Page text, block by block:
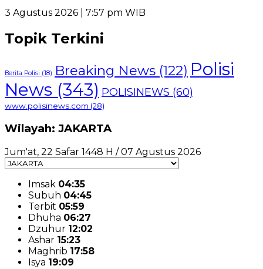
3 Agustus 2026 | 7:57 pm WIB
Topik Terkini
Berita Polisi (18) Breaking News (122) Polisi
News (343) POLISINEWS (60)
www.polisinews.com (28)
Wilayah: JAKARTA
Jum'at, 22 Safar 1448 H / 07 Agustus 2026
Imsak 04:35
Subuh 04:45
Terbit 05:59
Dhuha 06:27
Dzuhur 12:02
Ashar 15:23
Maghrib 17:58
Isya 19:09